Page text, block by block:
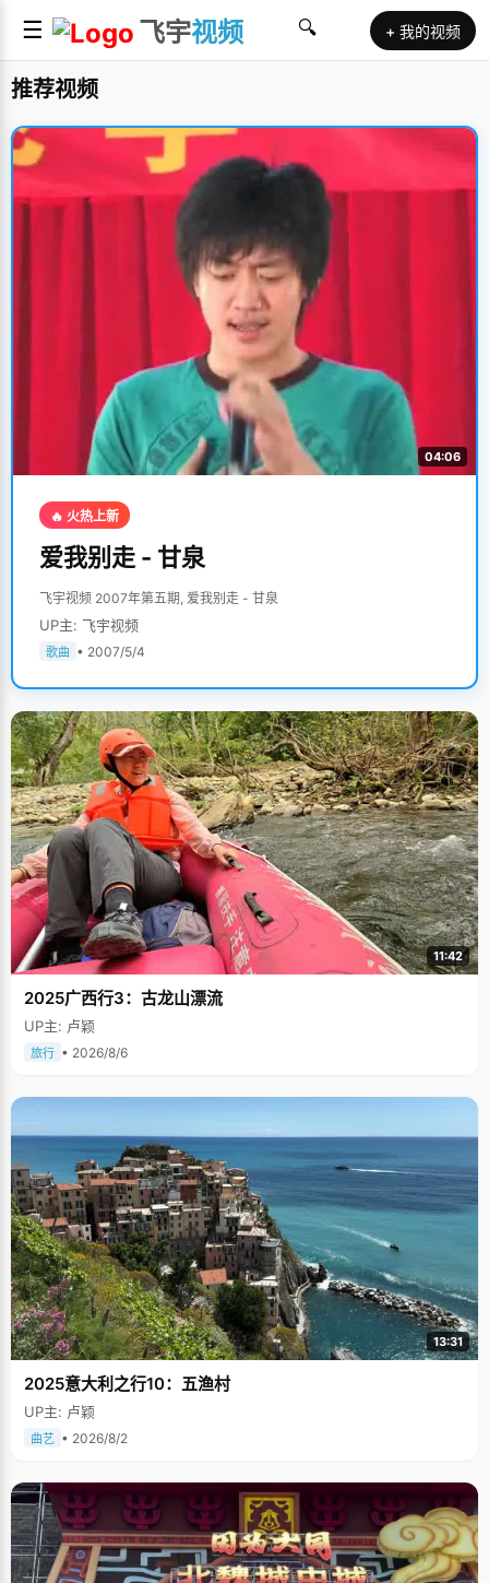
☰ 飞宇视频 🔍 + 我的视频
推荐视频
04:06
🔥 火热上新
爱我别走 - 甘泉
飞宇视频 2007年第五期, 爱我别走 - 甘泉
UP主: 飞宇视频
歌曲 • 2007/5/4
11:42
2025广西行3：古龙山漂流
UP主: 卢颖
旅行 • 2026/8/6
13:31
2025意大利之行10：五渔村
UP主: 卢颖
曲艺 • 2026/8/2